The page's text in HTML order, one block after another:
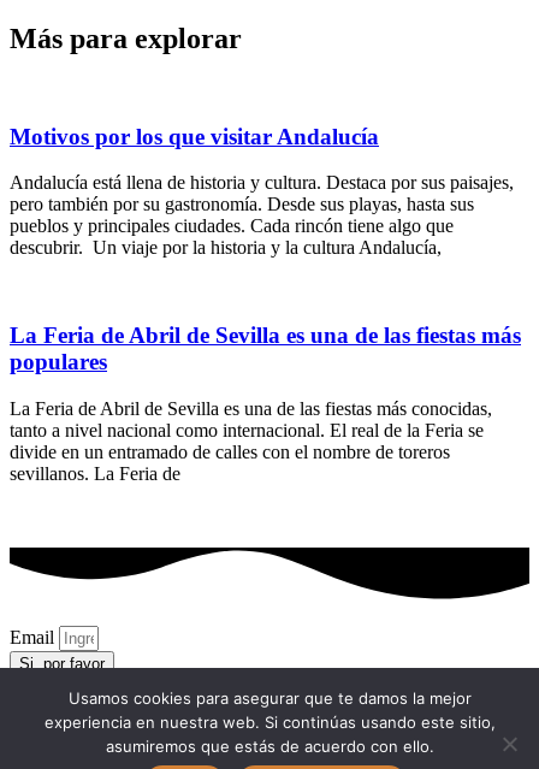
Más para explorar
Motivos por los que visitar Andalucía
Andalucía está llena de historia y cultura. Destaca por sus paisajes,
pero también por su gastronomía. Desde sus playas, hasta sus
pueblos y principales ciudades. Cada rincón tiene algo que
descubrir. Un viaje por la historia y la cultura Andalucía,
La Feria de Abril de Sevilla es una de las fiestas más
populares
La Feria de Abril de Sevilla es una de las fiestas más conocidas,
tanto a nivel nacional como internacional. El real de la Feria se
divide en un entramado de calles con el nombre de toreros
sevillanos. La Feria de
Email
Si, por favor
Politica de cookies
Politica de privacidad
Usamos cookies para asegurar que te damos la mejor
experiencia en nuestra web. Si continúas usando este sitio,
asumiremos que estás de acuerdo con ello.